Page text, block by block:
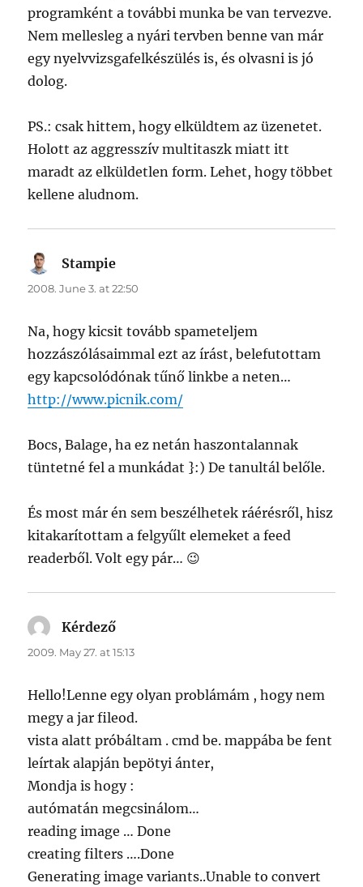
programként a további munka be van tervezve.
Nem mellesleg a nyári tervben benne van már
egy nyelvvizsgafelkészülés is, és olvasni is jó
dolog.
PS.: csak hittem, hogy elküldtem az üzenetet.
Holott az aggresszív multitaszk miatt itt
maradt az elküldetlen form. Lehet, hogy többet
kellene aludnom.
Stampie
2008. June 3. at 22:50
Na, hogy kicsit tovább spameteljem
hozzászólásaimmal ezt az írást, belefutottam
egy kapcsolódónak tűnő linkbe a neten…
http://www.picnik.com/
Bocs, Balage, ha ez netán haszontalannak
tüntetné fel a munkádat }:) De tanultál belőle.
És most már én sem beszélhetek ráérésről, hisz
kitakarítottam a felgyűlt elemeket a feed
readerből. Volt egy pár… 😉
Kérdező
2009. May 27. at 15:13
Hello!Lenne egy olyan problámám , hogy nem
megy a jar fileod.
vista alatt próbáltam . cmd be. mappába be fent
leírtak alapján bepötyi ánter,
Mondja is hogy :
autómatán megcsinálom…
reading image … Done
creating filters ….Done
Generating image variants..Unable to convert